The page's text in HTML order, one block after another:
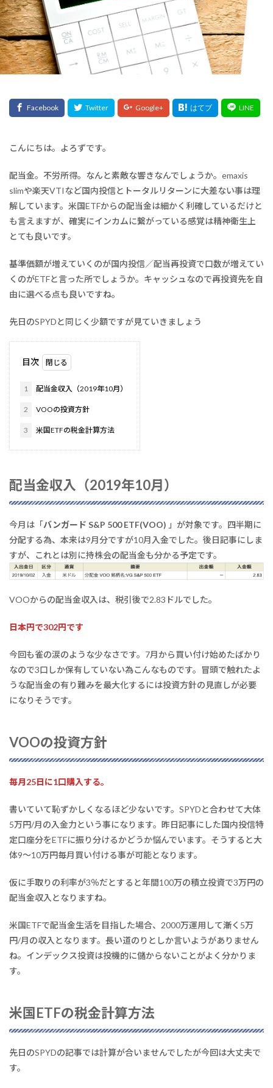
こんにちは。よろずです。
配当金。不労所得。なんと素敵な響きなんでしょうか。emaxis
slimや楽天VTIなど国内投信とトータルリターンに大差ない事は理
解しています。米国ETFからの配当金は細かく利確しているだけと
も言えますが、確実にインカムに繋がっている感覚は精神衛生上
とても良いです。
基準価額が増えていくのが国内投信／配当再投資で口数が増えてい
くのがETFと言った所でしょうか。キャッシュなので再投資先を自
由に選べる点も良いですね。
先日のSPYDと同じく少額ですが見ていきましょう
目次
1 配当金収入（2019年10月）
2 VOOの投資方針
3 米国ETFの税金計算方法
配当金収入（2019年10月）
今月は「バンガード S&P 500 ETF(VOO) 」が対象です。四半期に
分配する為、本来は9月分ですが10月入金でした。後日記事にしま
すが、これとは別に持株会の配当金も分かる予定です。
VOOからの配当金収入は、税引後で2.83ドルでした。
日本円で302円です
今回も雀の涙のような少なさです。7月から買い付け始めたばかり
なので3口しか保有していない為こんなものです。冒頭で触れたよ
うな配当金の有り難みを最大化するには投資方針の見直しが必要
になりそうです。
VOOの投資方針
毎月25日に1口購入する。
書いていて恥ずかしくなるほど少ないです。SPYDと合わせて大体
5万円/月の入金力という事になります。昨日記事にした国内投信特
定口座分をETFに振り分けるかどうか悩んでいます。そうすると大
体9〜10万円毎月買い付ける事が可能となります。
仮に手取りの利率が3％だとすると年間100万の積立投資で3万円の
配当金収入となりますね。
米国ETFで配当金生活を目指した場合、2000万運用して漸く5万
円/月の収入となります。長い道のりとしか言いようがありません
ね。インデックス投資は投機的に儲からないことがよく分かりま
す。
米国ETFの税金計算方法
先日のSPYDの記事では計算が合いませんでしたが今回は大丈夫で
す。